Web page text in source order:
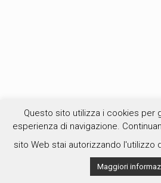
Questo sito utilizza i cookies per
esperienza di navigazione.
sito Web stai autorizzando l'utilizzo
Maggiori